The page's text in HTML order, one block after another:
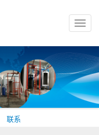
联系